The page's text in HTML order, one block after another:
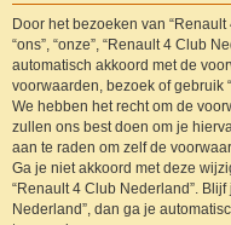
Door het bezoeken van
“ons”, “onze”, “Renault 4 Club
automatisch akkoord met de
voorwaarden, bezoek of gebruik
We hebben het recht om de
zullen ons best doen om je
aan te raden om zelf de
Ga je niet akkoord met deze
“Renault 4 Club Nederland”.
Nederland”, dan ga je